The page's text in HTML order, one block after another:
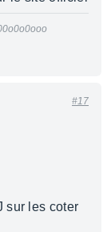
#17
sur les coter